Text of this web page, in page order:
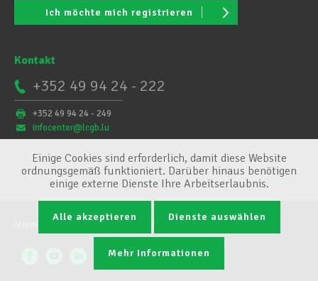
Ich möchte mich registrieren
Kontakt
+352 49 94 24 - 222
+352 49 94 24 - 249
infocenter@lcgb.lu
Conditions générales
Einige Cookies sind erforderlich, damit diese Website
ordnungsgemäß funktioniert. Darüber hinaus benötigen
einige externe Dienste Ihre Arbeitserlaubnis.
Alle akzeptieren Dienste auswählen
Mehr Informationen